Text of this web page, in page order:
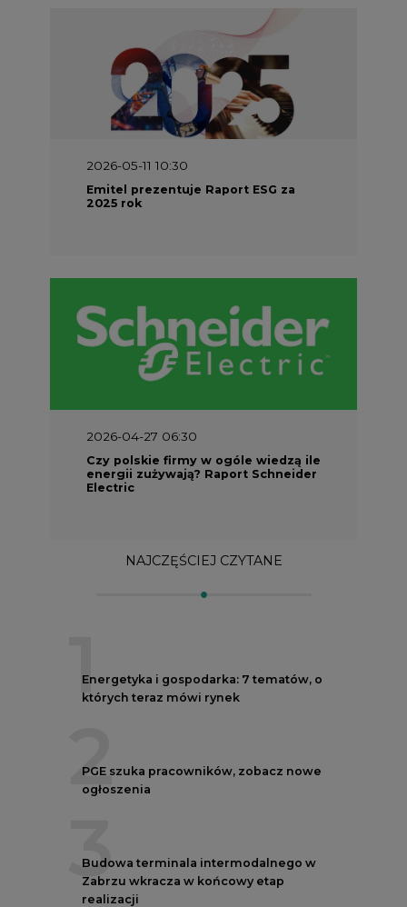
2026-05-11 10:30
Emitel prezentuje Raport ESG za
2025 rok
2026-04-27 06:30
Czy polskie firmy w ogóle wiedzą ile
energii zużywają? Raport Schneider
Electric
NAJCZĘŚCIEJ CZYTANE
1
Energetyka i gospodarka: 7 tematów, o
których teraz mówi rynek
2
PGE szuka pracowników, zobacz nowe
ogłoszenia
3
Budowa terminala intermodalnego w
Zabrzu wkracza w końcowy etap
realizacji